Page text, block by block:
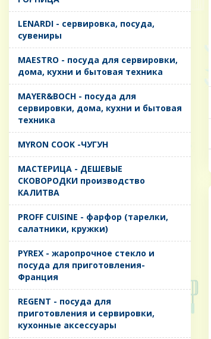
LENARDI - сервировка, посуда,
сувениры
MAESTRO - посуда для сервировки,
дома, кухни и бытовая техника
MAYER&BOCH - посуда для
сервировки, дома, кухни и бытовая
техника
MYRON COOK -ЧУГУН
MАСТЕРИЦА - ДЕШЕВЫЕ
СКОВОРОДКИ производство
КАЛИТВА
PROFF CUISINE - фарфор (тарелки,
салатники, кружки)
PYREX - жаропрочное стекло и
посуда для приготовления-
Франция
REGENT - посуда для
приготовления и сервировки,
кухонные аксессуары